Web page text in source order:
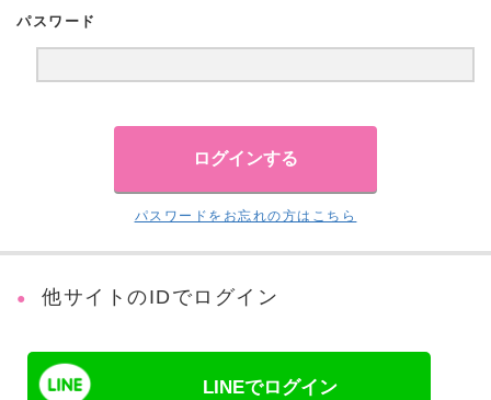
パスワード
パスワードをお忘れの方はこちら
他サイトのIDでログイン
LINEでログイン